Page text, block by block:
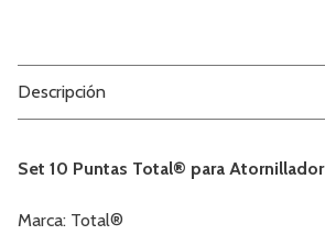
Descripción
Set 10 Puntas Total® para Atornillador
Marca: Total®